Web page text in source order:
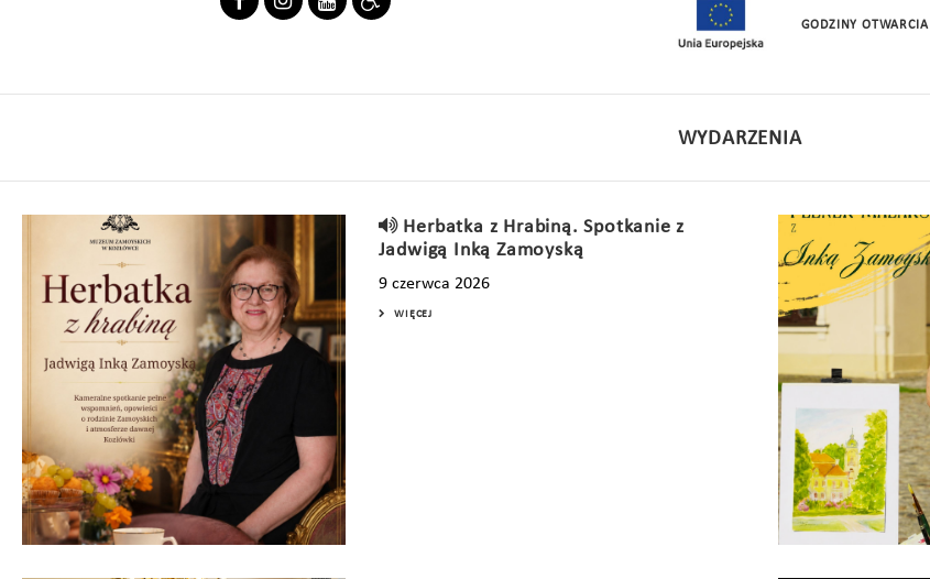
GODZINY OTWARCIA
WYDARZENIA
Herbatka z Hrabiną. Spotkanie z
Jadwigą Inką Zamoyską
9 czerwca 2026
WIĘCEJ